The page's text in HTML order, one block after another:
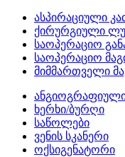
ასპირაციული
ქირურგიული
საოპერაციო
საოპერაციო
მიმმართველი
ხერხი/ბურღი
საწოლები
ვენის სკანერი
ოქსიგენატორი